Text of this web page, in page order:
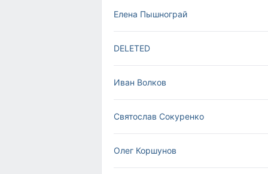
Елена Пышнограй
DELETED
Иван Волков
Святослав Сокуренко
Олег Коршунов